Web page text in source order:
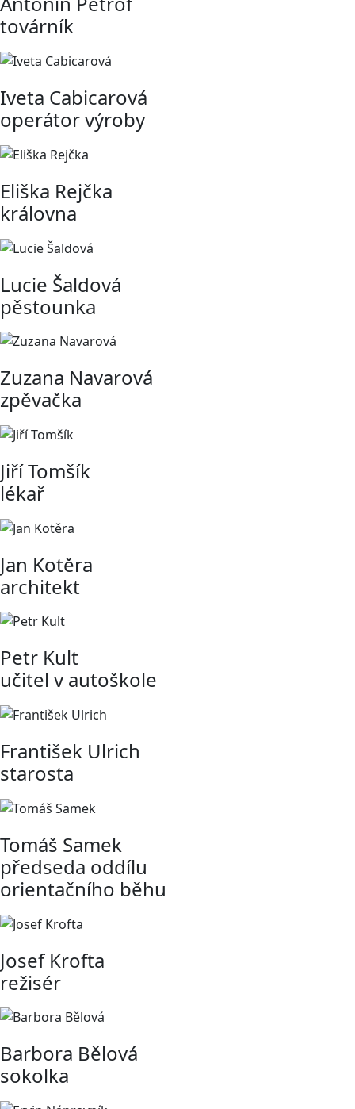
továrník
Iveta Cabicarová
operátor výroby
Eliška Rejčka
královna
Lucie Šaldová
pěstounka
Zuzana Navarová
zpěvačka
Jiří Tomšík
lékař
Jan Kotěra
architekt
Petr Kult
učitel v autoškole
František Ulrich
starosta
Tomáš Samek
předseda oddílu
orientačního běhu
Josef Krofta
režisér
Barbora Bělová
sokolka